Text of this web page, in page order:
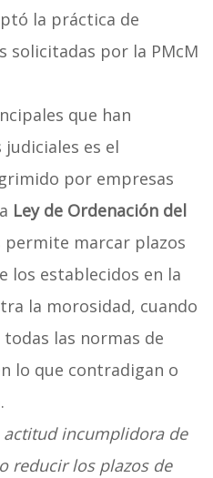
la práctica de
solicitadas por la PMcM
que han
judiciales es el
por empresas
Ley de Ordenación del
marcar plazos
los establecidos en la
la morosidad, cuando
las normas de
lo que contradigan o
actitud incumplidora de
reducir los plazos de